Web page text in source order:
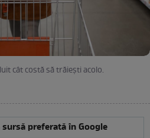
cât costă să trăiești acolo.
preferată în Google